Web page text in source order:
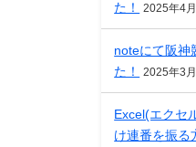
た！
2025年4
noteにて阪神
た！
2025年3
Excel(エクセ
け連番を振る